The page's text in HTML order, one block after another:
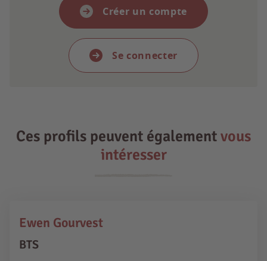
Créer un compte
Se connecter
Ces profils peuvent égalementvous
intéresser
Ewen Gourvest
BTS